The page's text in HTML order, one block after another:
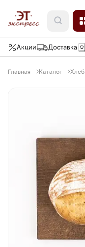
Акции Доставка
Главная Каталог Хлеб